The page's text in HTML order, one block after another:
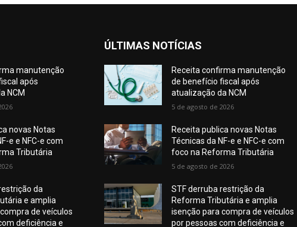
manutenção
após
NCM
novas Notas
e e NFC-e com
Tributária
da
e amplia
de veículos
deficiência e
ÚLTIMAS NOTÍCIAS
Receita confirma manutenção
de benefício fiscal após
atualização da NCM
5 de agosto de 2026
Receita publica novas Notas
Técnicas da NF-e e NFC-e com
foco na Reforma Tributária
5 de agosto de 2026
STF derruba restrição da
Reforma Tributária e amplia
isenção para compra de veículos
por pessoas com deficiência e